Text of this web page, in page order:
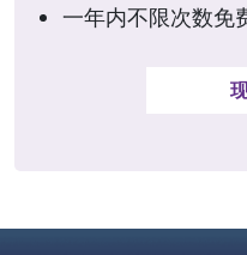
一年内不限次数免